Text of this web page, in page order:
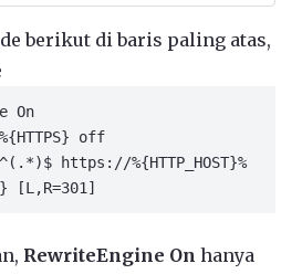
berikut di baris paling atas,
On
off
https://%{HTTP_HOST}%
[L,R=301]
RewriteEngine On hanya